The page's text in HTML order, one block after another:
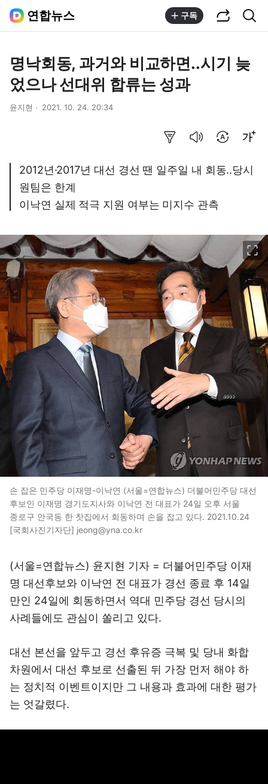
연합뉴스 구독
명낙회동, 과거와 비교하면..시기 늦
었으나 선대위 합류는 성과
윤지현 2021. 10. 24. 20:34
2012년·2017년 대선 경선 땐 일주일 내 회동..당시
원팀은 한계
이낙연 실제 적극 지원 여부는 미지수 관측
손 잡은 민주당 이재명-이낙연 (서울=연합뉴스) 더불어민주당 대선
후보인 이재명 경기도지사와 이낙연 전 대표가 24일 오후 서울
종로구 안국동 한 찻집에서 회동하며 손을 잡고 있다. 2021.10.24
[국회사진기자단] jeong@yna.co.kr
(서울=연합뉴스) 윤지현 기자 = 더불어민주당 이재
명 대선후보와 이낙연 전 대표가 경선 종료 후 14일
만인 24일에 회동하면서 역대 민주당 경선 당시의
사례들에도 관심이 쏠리고 있다.
대선 본선을 앞두고 경선 후유증 극복 및 당내 화합
차원에서 대선 후보로 선출된 뒤 가장 먼저 해야 하
는 정치적 이벤트이지만 그 내용과 효과에 대한 평가
는 엇갈렸다.